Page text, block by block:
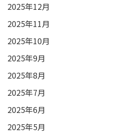
2025年12月
2025年11月
2025年10月
2025年9月
2025年8月
2025年7月
2025年6月
2025年5月